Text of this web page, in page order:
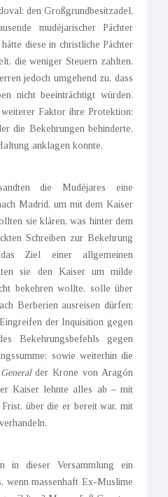
den Großgrundbesitzadel,
mudéjarischer Pächter
diese in christliche Pächter
die weniger Steuern zahlten.
jedoch umgehend zu, dass
nicht beeinträchtigt würden.
Faktor ihre Protektion:
die Bekehrungen behinderte,
anklagen konnte.
die Mudéjares eine
Madrid, um mit dem Kaiser
sie klären, was hinter dem
Schreiben zur Bekehrung
Ziel einer allgemeinen
sie den Kaiser um milde
bekehren wollte, solle über
Berberien ausreisen dürfen;
der Inquisition gegen
Bekehrungsbefehls gegen
sowie weiterhin die
der Krone von Aragón
Kaiser lehnte alles ab – mit
über die er bereit war, mit
in dieser Versammlung ein
wenn massenhaft Ex-Muslime